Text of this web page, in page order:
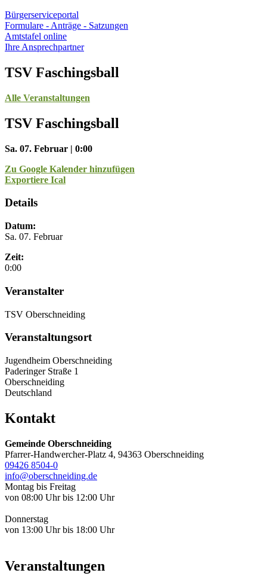
Bürgerserviceportal
Formulare - Anträge - Satzungen
Amtstafel online
Ihre Ansprechpartner
TSV Faschingsball
Alle Veranstaltungen
TSV Faschingsball
Sa. 07. Februar | 0:00
Zu Google Kalender hinzufügen
Exportiere Ical
Details
Datum:
Sa. 07. Februar
Zeit:
0:00
Veranstalter
TSV Oberschneiding
Veranstaltungsort
Jugendheim Oberschneiding
Paderinger Straße 1
Oberschneiding
Deutschland
Kontakt
Gemeinde Oberschneiding
Pfarrer-Handwercher-Platz 4, 94363 Oberschneiding
09426 8504-0
info@oberschneiding.de
Montag bis Freitag
von 08:00 Uhr bis 12:00 Uhr
Donnerstag
von 13:00 Uhr bis 18:00 Uhr
Veranstaltungen